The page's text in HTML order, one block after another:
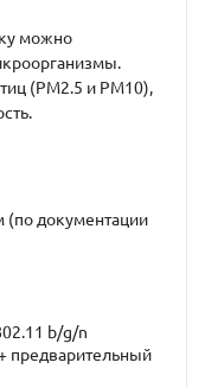
можно
(PM2.5 и PM10),
(по документации
b/g/n
предварительный